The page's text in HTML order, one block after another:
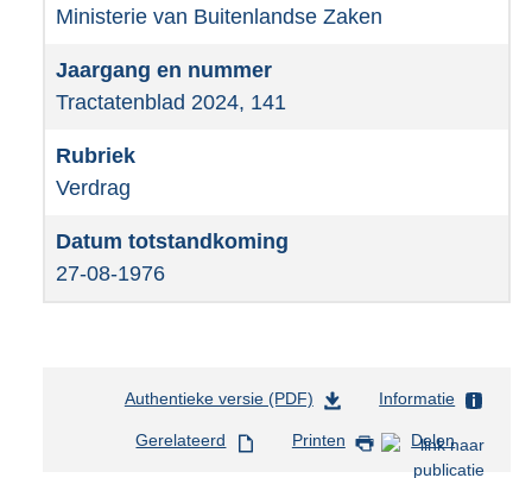
Ministerie van Buitenlandse Zaken
Tractatenblad 2024, 141
Verdrag
27-08-1976
Authentieke versie (PDF)
s
Informatie
Gerelateerd Printen Delen